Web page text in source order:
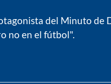
del Minuto de
no en el fútbol".